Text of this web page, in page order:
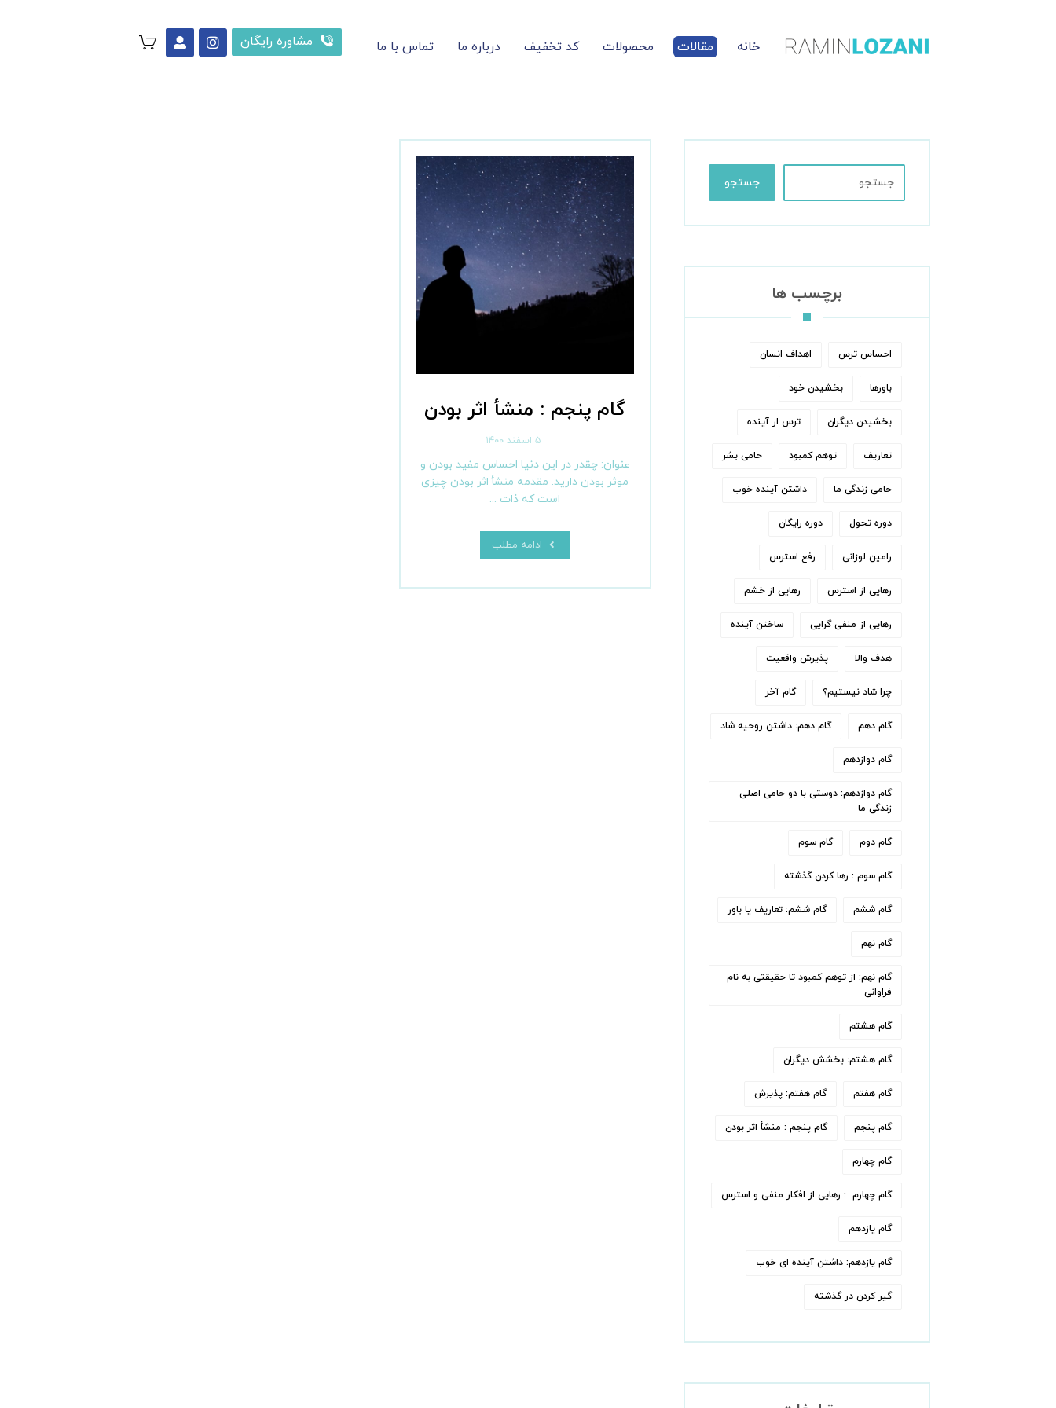
خانه مقالات محصولات کد تخفیف درباره ما تماس با ما مشاوره رایگان
گام پنجم : منشأ اثر بودن
۵ اسفند ۱۴۰۰
عنوان: چقدر در این دنیا احساس مفید بودن و
موثر بودن دارید. مقدمه منشأ اثر بودن چیزی
است که ذات ...
ادامه مطلب
جستجو
برچسب ها
احساس ترس اهداف انسان
باورها بخشیدن خود
بخشیدن دیگران ترس از آینده
تعاریف توهم کمبود حامی بشر
حامی زندگی ما داشتن آینده خوب
دوره تحول دوره رایگان
رامین لوزانی رفع استرس
رهایی از استرس رهایی از خشم
رهایی از منفی گرایی ساختن آینده
هدف والا پذیرش واقعیت
چرا شاد نیستیم؟ گام آخر
گام دهم گام دهم: داشتن روحیه شاد
گام دوازدهم
گام دوازدهم: دوستی با دو حامی اصلی
زندگی ما
گام دوم گام سوم
گام سوم : رها کردن‌ گذشته
گام ششم گام ششم: تعاریف یا باور
گام نهم
گام نهم: از توهم کمبود تا حقیقتی به نام
فراوانی
گام هشتم
گام هشتم: بخشش دیگران
گام هفتم گام هفتم: پذیرش
گام پنجم گام پنجم : منشأ اثر بودن
گام چهارم
گام چهارم : رهایی از افکار منفی و استرس
گام یازدهم
گام یازدهم: داشتن آینده ای خوب
گیر کردن در گذشته